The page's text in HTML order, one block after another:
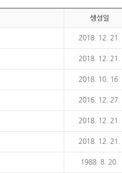
생성일
2018. 12. 21.
2018. 12. 21.
2018. 10. 16.
2016. 12. 27.
2018. 12. 21.
2018. 12. 21.
1988. 8. 20.